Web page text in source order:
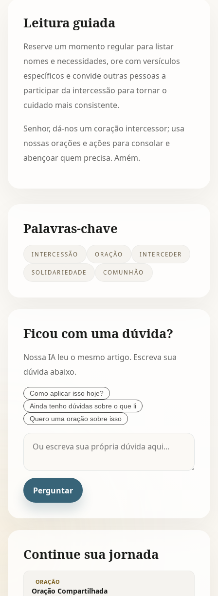
Leitura guiada
Reserve um momento regular para listar
nomes e necessidades, ore com versículos
específicos e convide outras pessoas a
participar da intercessão para tornar o
cuidado mais consistente.
Senhor, dá-nos um coração intercessor; usa
nossas orações e ações para consolar e
abençoar quem precisa. Amém.
Palavras-chave
INTERCESSÃO ORAÇÃO INTERCEDER
SOLIDARIEDADE COMUNHÃO
Ficou com uma dúvida?
Nossa IA leu o mesmo artigo. Escreva sua
dúvida abaixo.
Como aplicar isso hoje?
Ainda tenho dúvidas sobre o que li
Quero uma oração sobre isso
Perguntar
Continue sua jornada
ORAÇÃO
Oração Compartilhada